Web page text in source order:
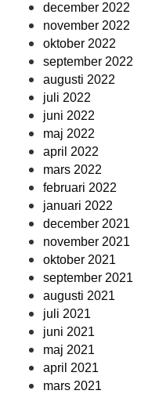
december 2022
november 2022
oktober 2022
september 2022
augusti 2022
juli 2022
juni 2022
maj 2022
april 2022
mars 2022
februari 2022
januari 2022
december 2021
november 2021
oktober 2021
september 2021
augusti 2021
juli 2021
juni 2021
maj 2021
april 2021
mars 2021